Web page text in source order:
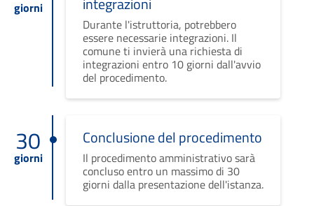
giorni
Durante l'istruttoria, potrebbero
essere necessarie integrazioni. Il
comune ti invierà una richiesta di
integrazioni entro 10 giorni dall'avvio
del procedimento.
30
giorni
Conclusione del procedimento
Il procedimento amministrativo sarà
concluso entro un massimo di 30
giorni dalla presentazione dell'istanza.